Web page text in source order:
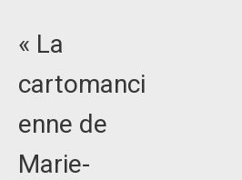
« La
cartomanci
enne de
Marie-